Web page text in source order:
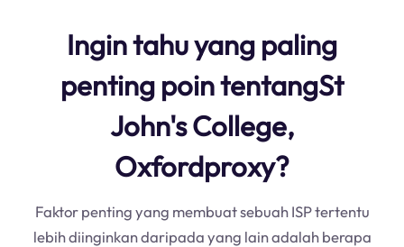
Ingin tahu yang paling
penting poin tentangSt
John's College,
Oxfordproxy?
Faktor penting yang membuat sebuah ISP tertentu
lebih diinginkan daripada yang lain adalah berapa